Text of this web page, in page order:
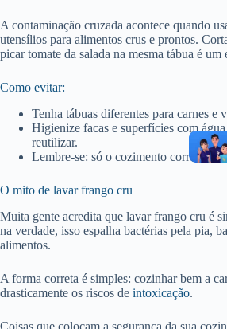
A contaminação cruzada acontece quando
utensílios para alimentos crus e prontos.
picar tomate da salada na mesma tábua é um
Como evitar:
Tenha tábuas diferentes para carnes e
Higienize facas e superfícies com água
reutilizar.
Lembre-se: só o cozimento correto
O mito de lavar frango cru
Muita gente acredita que lavar frango cru é
na verdade, isso espalha bactérias pela pia,
alimentos.
A forma correta é simples: cozinhar bem a
drasticamente os riscos de intoxicação.
Coisas que colocam a segurança da sua